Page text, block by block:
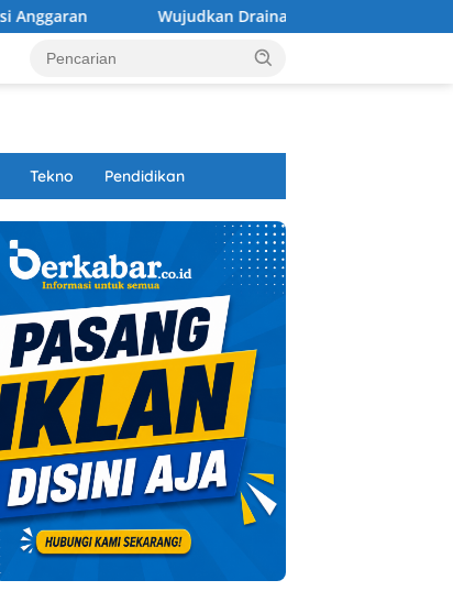
Wujudkan Drainase Optimal, Pemkot Pontianak
Tekno Pendidikan